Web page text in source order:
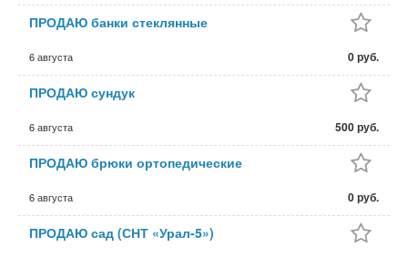
ПРОДАЮ банки стеклянные
6 августа 0 руб.
ПРОДАЮ сундук
6 августа 500 руб.
ПРОДАЮ брюки ортопедические
6 августа 0 руб.
ПРОДАЮ сад (СНТ «Урал-5»)